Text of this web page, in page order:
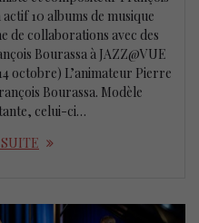
10 albums de musique
de collaborations avec des
Bourassa à JAZZ@VUE
octobre) L’animateur Pierre
Bourassa. Modèle
celui-ci…